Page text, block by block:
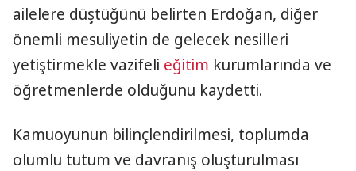
ailelere düştüğünü belirten Erdoğan, diğer
önemli mesuliyetin de gelecek nesilleri
yetiştirmekle vazifeli eğitim kurumlarında ve
öğretmenlerde olduğunu kaydetti.
Kamuoyunun bilinçlendirilmesi, toplumda
olumlu tutum ve davranış oluşturulması